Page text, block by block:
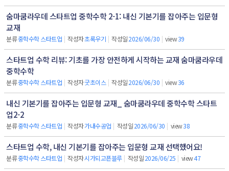
숨마쿰라우데 스타트업 중학수학 2-1: 내신 기본기를 잡아주는 입문형
교재
분류중학수학 스타트업 | 작성자초록우기 | 작성일2026/06/30 | view39
스타트업 수학 리뷰: 기초를 가장 안전하게 시작하는 교재 숨마쿰라우데
중학수학
분류중학수학 스타트업 | 작성자굿초이스 | 작성일2026/06/30 | view36
내신 기본기를 잡아주는 입문형 교재_ 숨마쿰라우데 중학수학 스타트
업2-2
분류중학수학 스타트업 | 작성자가내수공업 | 작성일2026/06/30 | view38
스타트업 수학, 내신 기본기를 잡아주는 입문형 교재 선택했어요!
분류중학수학 스타트업 | 작성자시가되고픈블루 | 작성일2026/06/25 | view47